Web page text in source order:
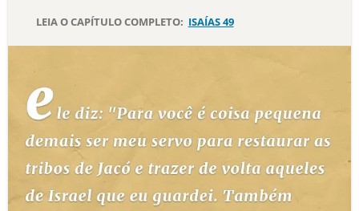
ESBOÇOS DE PREGAÇÃO
PERGUNTE À BÍBLIA
TERMO BÍBLICO JOGOS
QUEM SOMOS
LEIA O CAPÍTULO COMPLETO: ISAÍAS 49